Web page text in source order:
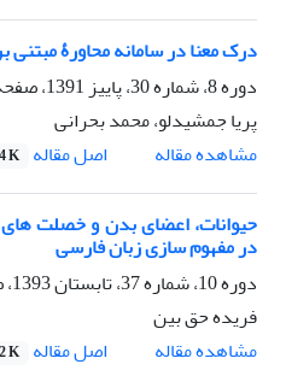
درک معنا در سامانه محاورۀ
دوره 8، شماره 30، پاییز 1391، صفحه
پریا جمشیدلو، محمد بحرانی
مشاهده مقاله
اصل مقاله K
حیوانات، اعضای بدن و خصلت های
در مفهوم سازی زبان فارسی
دوره 10، شماره 37، تابستان 1393، صفحه
فریده حق بین
مشاهده مقاله
اصل مقاله K